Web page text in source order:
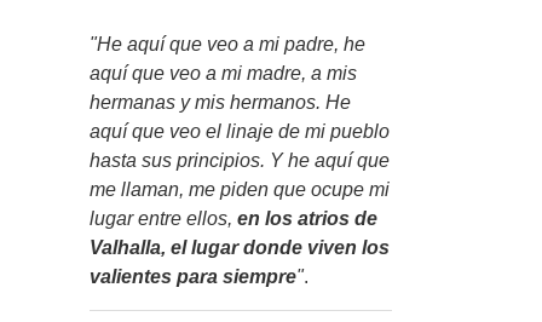
"He aquí que veo a mi padre, he
aquí que veo a mi madre, a mis
hermanas y mis hermanos. He
aquí que veo el linaje de mi pueblo
hasta sus principios. Y he aquí que
me llaman, me piden que ocupe mi
lugar entre ellos, en los atrios de
Valhalla, el lugar donde viven los
valientes para siempre".